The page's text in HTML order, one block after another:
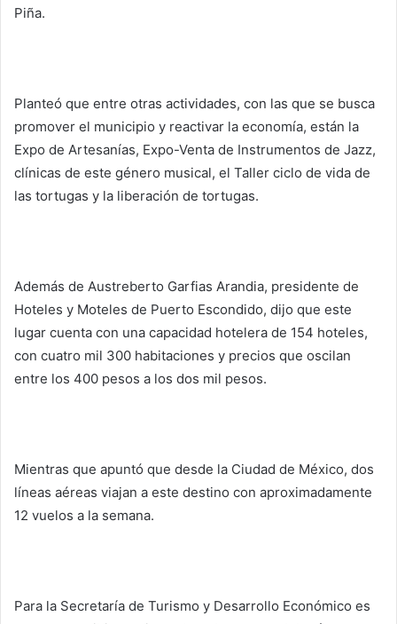
Piña.
Planteó que entre otras actividades, con las que se busca
promover el municipio y reactivar la economía, están la
Expo de Artesanías, Expo-Venta de Instrumentos de Jazz,
clínicas de este género musical, el Taller ciclo de vida de
las tortugas y la liberación de tortugas.
Además de Austreberto Garfias Arandia, presidente de
Hoteles y Moteles de Puerto Escondido, dijo que este
lugar cuenta con una capacidad hotelera de 154 hoteles,
con cuatro mil 300 habitaciones y precios que oscilan
entre los 400 pesos a los dos mil pesos.
Mientras que apuntó que desde la Ciudad de México, dos
líneas aéreas viajan a este destino con aproximadamente
12 vuelos a la semana.
Para la Secretaría de Turismo y Desarrollo Económico es